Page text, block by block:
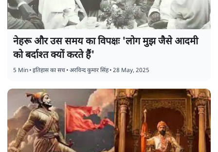
नेहरू और उस समय का विपक्षः 'लोग मुझ जैसे आदमी
को बर्दाश्त क्यों करते हैं'
5 Min•इतिहास का सच•अरविन्द कुमार सिंह•28 May, 2025